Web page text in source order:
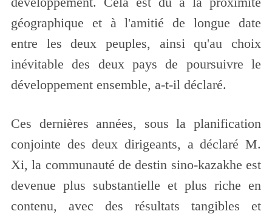
géographique et à l'amitié de longue date
entre les deux peuples, ainsi qu'au choix
inévitable des deux pays de poursuivre le
développement ensemble, a-t-il déclaré.
Ces dernières années, sous la planification
conjointe des deux dirigeants, a déclaré M.
Xi, la communauté de destin sino-kazakhe est
devenue plus substantielle et plus riche en
contenu, avec des résultats tangibles et